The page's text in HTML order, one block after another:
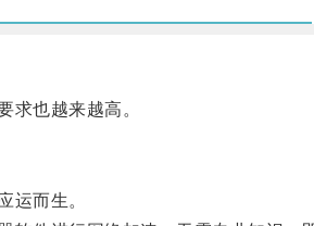
也越来越高。
而生。